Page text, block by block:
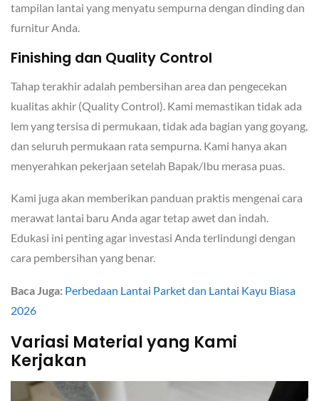
tampilan lantai yang menyatu sempurna dengan dinding dan
furnitur Anda.
Finishing dan Quality Control
Tahap terakhir adalah pembersihan area dan pengecekan
kualitas akhir (Quality Control). Kami memastikan tidak ada
lem yang tersisa di permukaan, tidak ada bagian yang goyang,
dan seluruh permukaan rata sempurna. Kami hanya akan
menyerahkan pekerjaan setelah Bapak/Ibu merasa puas.
Kami juga akan memberikan panduan praktis mengenai cara
merawat lantai baru Anda agar tetap awet dan indah.
Edukasi ini penting agar investasi Anda terlindungi dengan
cara pembersihan yang benar.
Baca Juga: Perbedaan Lantai Parket dan Lantai Kayu Biasa
2026
Variasi Material yang Kami
Kerjakan